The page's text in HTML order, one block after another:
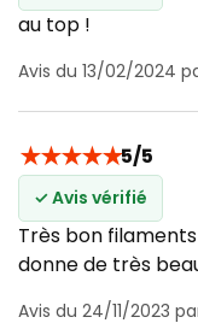
au top !
Avis du 13/02/2024
★★★★★5/5
✓ Avis vérifié
Très bon
donne de très
Avis du 24/11/2023